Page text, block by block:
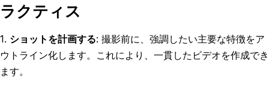
ラクティス
1. ショットを計画する: 撮影前に、強調したい主要な特徴をア
ウトライン化します。これにより、一貫したビデオを作成でき
ます。